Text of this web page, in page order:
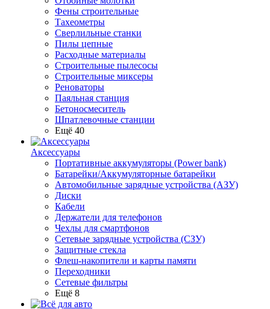
Фены строительные
Тахеометры
Сверлильные станки
Пилы цепные
Расходные материалы
Строительные пылесосы
Строительные миксеры
Реноваторы
Паяльная станция
Бетоносмеситель
Шпатлевочные станции
Ещё 40
Аксессуары
Портативные аккумуляторы (Power bank)
Батарейки/Аккумуляторные батарейки
Автомобильные зарядные устройства (АЗУ)
Диски
Кабели
Держатели для телефонов
Чехлы для смартфонов
Сетевые зарядные устройства (СЗУ)
Защитные стекла
Флеш-накопители и карты памяти
Переходники
Сетевые фильтры
Ещё 8